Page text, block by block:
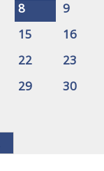
8
9
15
16
22
23
29
30